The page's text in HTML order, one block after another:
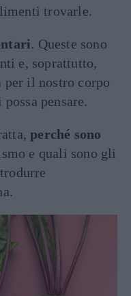
trovarle.
. Queste sono
e, soprattutto,
per il nostro corpo
pensare.
perché sono
e quali sono gli